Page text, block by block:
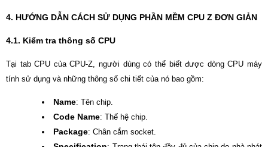
4. HƯỚNG DẪN CÁCH SỬ DỤNG PHẦN MỀM CPU Z ĐƠN GIẢN
4.1. Kiểm tra thông số CPU
Tại tab CPU của CPU-Z, người dùng có thể biết được dòng CPU máy
tính sử dụng và những thông số chi tiết của nó bao gồm:
Name: Tên chip.
Code Name: Thế hệ chip.
Package: Chân cắm socket.